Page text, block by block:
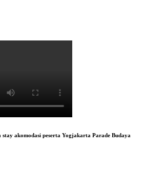
akomodasi peserta Yogjakarta Parade Budaya